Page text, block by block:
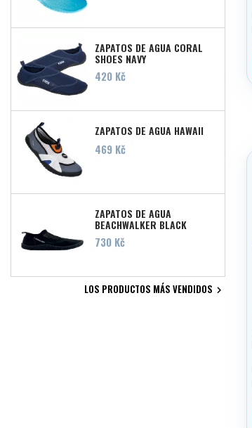
ZAPATOS DE AGUA CORAL
SHOES NAVY
Precio
420 Kč
ZAPATOS DE AGUA HAWAII
Precio
469 Kč
ZAPATOS DE AGUA
BEACHWALKER BLACK
Precio
730 Kč
LOS PRODUCTOS MÁS VENDIDOS 